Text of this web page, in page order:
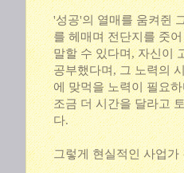
'성공'의 열매를 움켜쥔
를 헤매며 전단지를 줏
말할 수 있다며, 자신이
공부했다며, 그 노력의
에 맞먹을 노력이 필요
조금 더 시간을 달라고
다.
그렇게 현실적인 사업가